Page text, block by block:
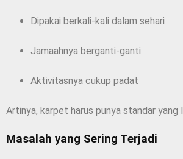
Dipakai berkali-kali dalam sehari
Jamaahnya berganti-ganti
Aktivitasnya cukup padat
Artinya, karpet harus punya standar yang
Masalah yang Sering Terjadi